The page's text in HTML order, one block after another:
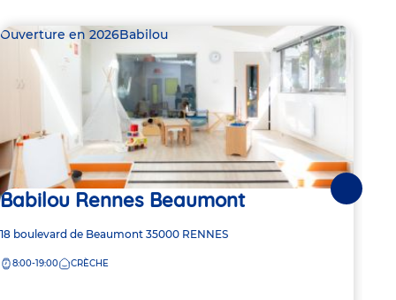
Ouverture en 2026Babilou
Babilou Rennes Beaumont
Adresse
la
18 boulevard de Beaumont 35000 RENNES
8:00-19:00 CRÈCHE